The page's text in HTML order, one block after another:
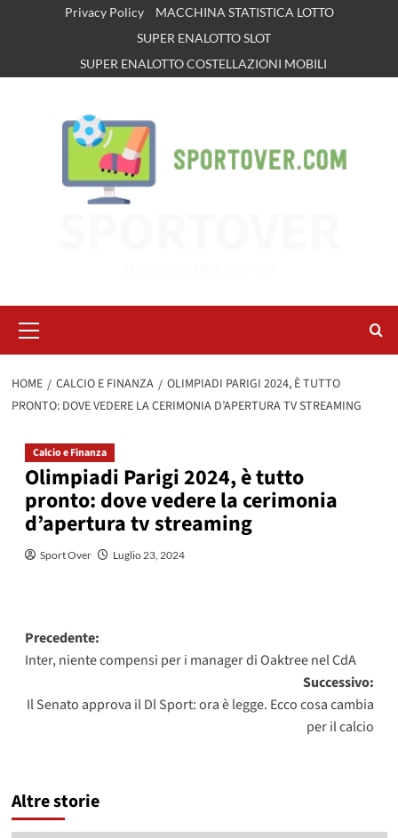
Privacy Policy
MACCHINA STATISTICA LOTTO
SUPER ENALOTTO SLOT
SUPER ENALOTTO COSTELLAZIONI MOBILI
principale
HOME CALCIO E FINANZA
OLIMPIADI PARIGI 2024, È TUTTO
PRONTO: DOVE VEDERE LA CERIMONIA D’APERTURA TV STREAMING
Calcio e Finanza
Olimpiadi Parigi 2024, è tutto
pronto: dove vedere la cerimonia
d’apertura tv streaming
Sport Over Luglio 23, 2024
Navigazione
articolo
Precedente:
Inter, niente compensi per i manager di Oaktree nel CdA
Successivo:
Il Senato approva il Dl Sport: ora è legge. Ecco cosa cambia
per il calcio
Altre storie